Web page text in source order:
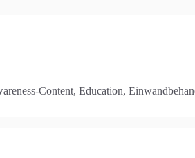
Content, Education,